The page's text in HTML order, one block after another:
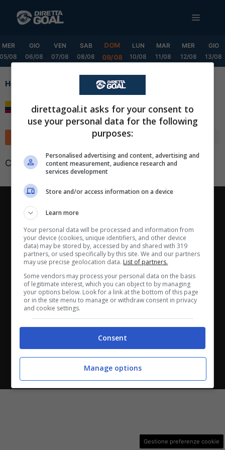
MENU
MER
05/08
GIO
06/08
VEN
07/08
SAB
08/08
DOM
09/08
LUN
10/08
MAR
11/08
MER
12/08
GIO
13/08
Home
Cup Grp. D
Classifica non disponibile
ANASTASIO II, 442, 00165 Roma (RM) - Codice Fiscale
e Partita I.V.A. 13461621008
Testata Giornalistica registrata presso il Tribunale di
Roma con n°32/2023 del 15/02/2023
Copyright ©2026 - Tutti i diritti riservati -
Le attività pubblicitarie su questo sito sono gestite da
theCoreAdv
Scarica DirettaGoal!
Partite e risultatiin tempo reale.
Con i pronostici dei migliori Tipster!
Gestione preferenze cookie
direttagoal.it asks for your consent to
use your personal data for the following
purposes:
Personalised advertising and content, advertising and
content measurement, audience research and
services development
Store and/or access information on a device
Learn more
Your personal data will be processed and information from
your device (cookies, unique identifiers, and other device
data) may be stored by, accessed by and shared with 319
partners, or used specifically by this site. We and our partners
may use precise geolocation data. List of partners.
Some vendors may process your personal data on the basis
of legitimate interest, which you can object to by managing
your options below. Look for a link at the bottom of this page
or in the site menu to manage or withdraw consent in privacy
and cookie settings.
Consent
Manage options